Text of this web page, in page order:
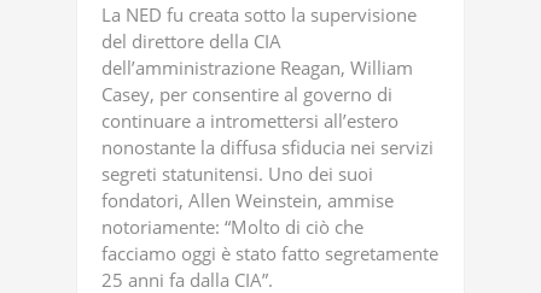
La NED fu creata sotto la supervisione
del direttore della CIA
dell’amministrazione Reagan, William
Casey, per consentire al governo di
continuare a intromettersi all’estero
nonostante la diffusa sfiducia nei servizi
segreti statunitensi. Uno dei suoi
fondatori, Allen Weinstein, ammise
notoriamente: “Molto di ciò che
facciamo oggi è stato fatto segretamente
25 anni fa dalla CIA”.